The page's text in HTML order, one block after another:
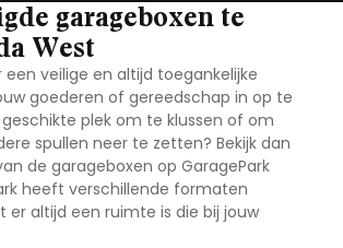
garageboxen te
West
een veilige en altijd toegankelijke
goederen of gereedschap in op te
plek om te klussen of om
spullen neer te zetten? Bekijk dan
de garageboxen op GaragePark
heeft verschillende formaten
er altijd een ruimte is die bij jouw